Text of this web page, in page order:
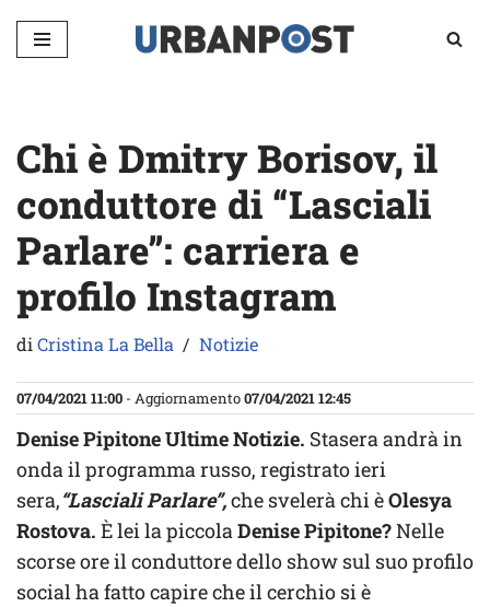
Vai
Chi è Dmitry Borisov, il
conduttore di “Lasciali
Parlare”: carriera e
profilo Instagram
diCristina La Bella Notizie
07/04/2021 11:00 - Aggiornamento07/04/2021 12:45
Denise Pipitone Ultime Notizie. Stasera andrà in
onda il programma russo, registrato ieri
sera,“Lasciali Parlare”,che svelerà chi èOlesya
Rostova. È lei la piccolaDenise Pipitone?Nelle
scorse ore il conduttore dello show sul suo profilo
social ha fatto capire che il cerchio si è